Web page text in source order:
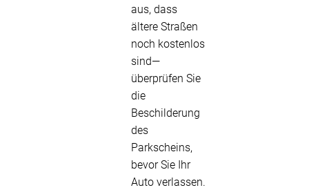
aus, dass
ältere Straßen
noch kostenlos
sind—
überprüfen Sie
die
Beschilderung
des
Parkscheins,
bevor Sie Ihr
Auto verlassen.